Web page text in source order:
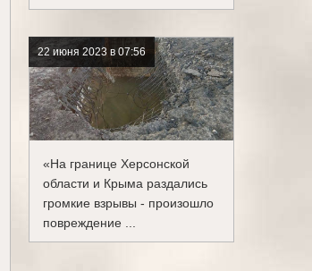
22 июня 2023 в 07:56
«На границе Херсонской
области и Крыма раздались
громкие взрывы - произошло
повреждение ...